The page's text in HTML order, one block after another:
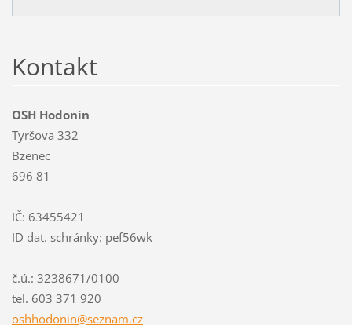
Kontakt
OSH Hodonín
Tyršova 332
Bzenec
696 81
IČ: 63455421
ID dat. schránky: pef56wk
č.ú.: 3238671/0100
tel. 603 371 920
oshhodonin@seznam.cz